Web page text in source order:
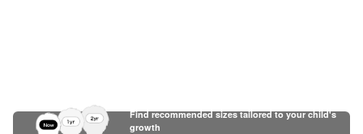
Find recommended sizes tailored to your child's
growth